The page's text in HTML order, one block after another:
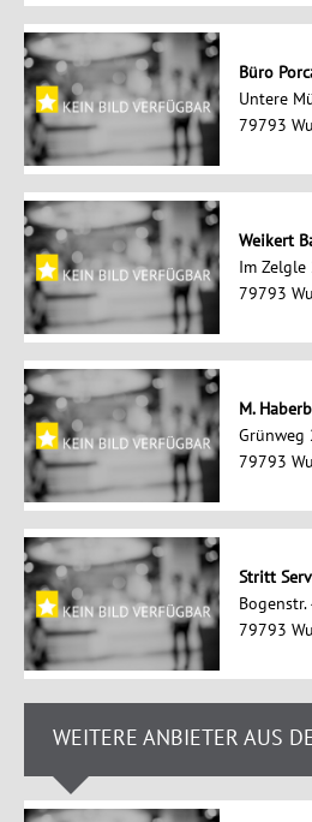
Büro
Untere
79793
Weikert
Im Zelgle
79793
M.
Grünweg
79793
Stritt
Bogenstr.
79793
WEITERE ANBIETER AUS